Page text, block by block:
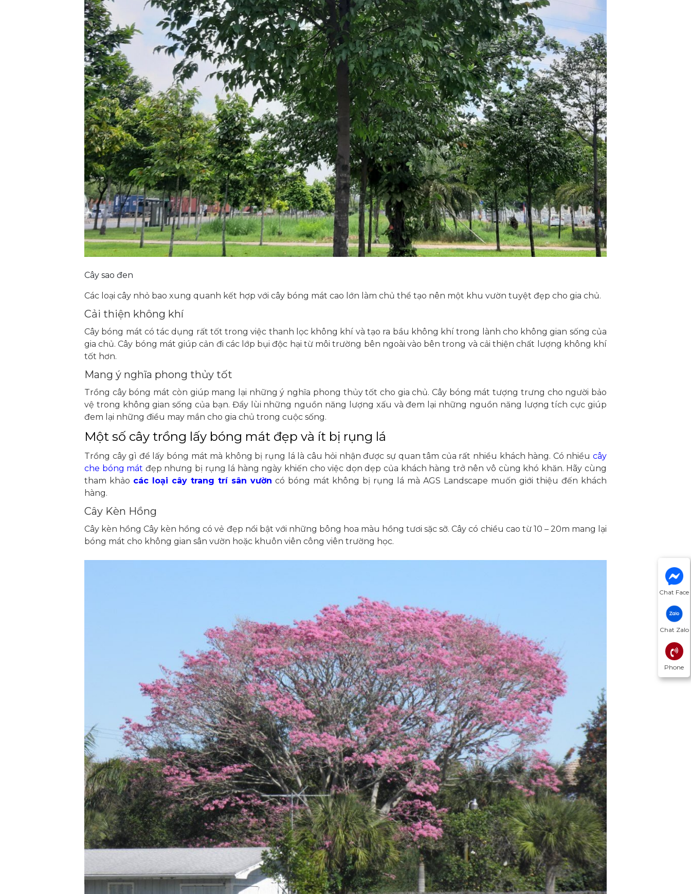
Chat Face
Chat Zalo
Phone
Cây sao đen
Các loại cây nhỏ bao xung quanh kết hợp với cây bóng mát cao lớn làm chủ thể tạo nên một khu vườn tuyệt đẹp cho gia chủ.
Cải thiện không khí
Cây bóng mát có tác dụng rất tốt trong việc thanh lọc không khí và tạo ra bầu không khí trong lành cho không gian sống của
gia chủ. Cây bóng mát giúp cản đi các lớp bụi độc hại từ môi trường bên ngoài vào bên trong và cải thiện chất lượng không khí
tốt hơn.
Mang ý nghĩa phong thủy tốt
Trồng cây bóng mát còn giúp mang lại những ý nghĩa phong thủy tốt cho gia chủ. Cây bóng mát tượng trưng cho người bảo
vệ trong không gian sống của bạn. Đẩy lùi những nguồn năng lượng xấu và đem lại những nguồn năng lượng tích cực giúp
đem lại những điều may mắn cho gia chủ trong cuộc sống.
Một số cây trồng lấy bóng mát đẹp và ít bị rụng lá
Trồng cây gì để lấy bóng mát mà không bị rụng lá là câu hỏi nhận được sự quan tâm của rất nhiều khách hàng. Có nhiều cây
che bóng mát đẹp nhưng bị rụng lá hàng ngày khiến cho việc dọn dẹp của khách hàng trở nên vô cùng khó khăn. Hãy cùng
tham khảo các loại cây trang trí sân vườn có bóng mát không bị rụng lá mà AGS Landscape muốn giới thiệu đến khách
hàng.
Cây Kèn Hồng
Cây kèn hồng Cây kèn hồng có vẻ đẹp nổi bật với những bông hoa màu hồng tươi sặc sỡ. Cây có chiều cao từ 10 – 20m mang lại
bóng mát cho không gian sân vườn hoặc khuôn viên công viên trường học.